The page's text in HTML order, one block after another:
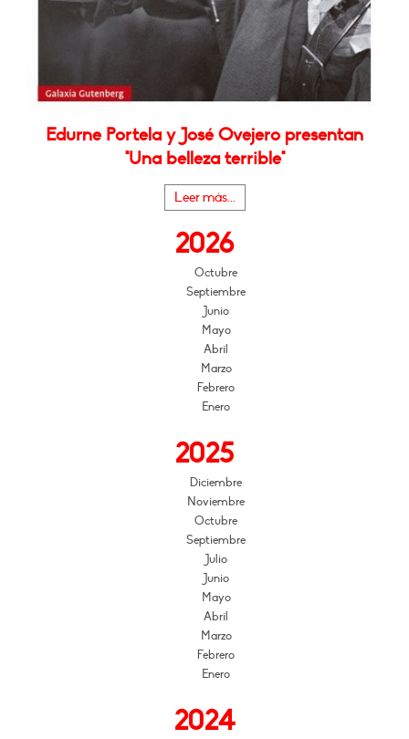
Edurne Portela y José Ovejero presentan
"Una belleza terrible"
Leer más...
2026
Octubre
Septiembre
Junio
Mayo
Abril
Marzo
Febrero
Enero
2025
Diciembre
Noviembre
Octubre
Septiembre
Julio
Junio
Mayo
Abril
Marzo
Febrero
Enero
2024